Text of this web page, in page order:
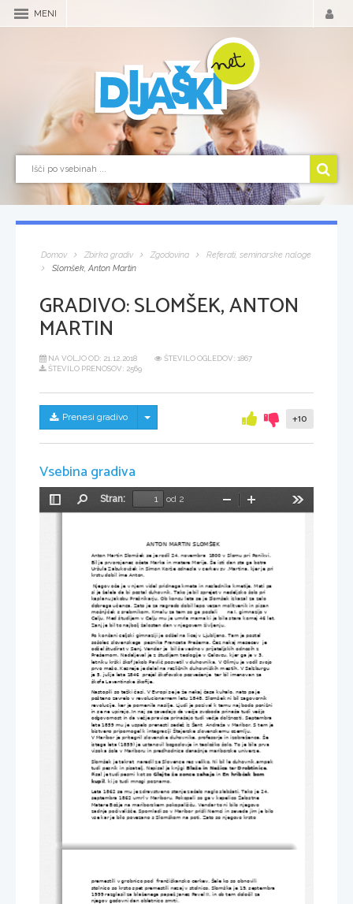
MENI
Domov Zbirka gradiv Zgodovina
Referati, seminarske naloge
Slomšek, Anton Martin
GRADIVO:SLOMŠEK, ANTON
MARTIN
NA VOLJO OD: 21.12.2018
ŠTEVILO OGLEDOV: 1867
ŠTEVILO PRENOSOV: 2569
Prenesi gradivo Skrij/prikaži meni +10
Vsebina gradiva
Preklopi
Stran:
od 2
Pomanjšaj
ANTON MARTIN SLOMŠEK
Anton Martin Slomšek se je rodil 24. novembra  1800 v Slomu pri Ponikvi.
Bil je prvorojenec očeta Marka in matere Marije. Še isti dan sta ga botra
Uršula Zabukovšek in Simon Korže odnesla v cerkev sv .Martina, kjer je pri
krstu dobil ime Anton.
Njegov oče je v njem videl pridnega kmeta in naslednika kmetije. Mati pa
si je želela da bi postal duhovnik. Tako je bil sprejet v nedeljsko šolo pri
kaplanu Jakobu Prašnikarju. Ob koncu leta se je Slomšek izkazal za zelo
dobrega učenca. Zato je za nagrado dobil lepo vezan molitvenik in pisan
mošnjiček s srebrnikom. Kmalu za tem so ga poslali      na I. gimnazijo v
Celju. Med študijem v Celju mu je umrla mama ki je bila stara komaj 46 let.
Zanj je bil to najbolj žalosten dan v njegovem življenju.
Po končani celjski gimnaziji je odšel na licej v Ljubljano. Tam je postal
sošolec slovenskega  pesnika Franceta Prešerna. Čez nekaj mesecev  je
odšel študirat v Senj. Vendar je  bil še vedno v prijateljskih odnosih z
Prešernom. Nadaljeval je z študijem teologije v Celovcu, kjer ga je v 3.
letniku krški škof Jakob Pavlič posvetil v duhovnika. V Olimju je vodil svojo
prvo mašo. Kasneje je delal na različnih duhovniških mestih. V Salzburgu
je 5. julija leta 1846  prejel škofovsko posvečenje  ter bil imenovan za
škofa Lavantinske škofije.
Nastopili so težki časi. V Evropi se je že nekaj časa kuhalo, nato pa je
pošteno zavrelo v revolucionarnem letu 1848. Slomšek ni bil zagovornik
revolucije, ker je pomenila nasilje. Ljudi je pozival k temu naj bodo ponižni
in se ne upirajo. In naj se zavedajo da večja svoboda prinaša tudi večjo
odgovornost in da večje pravice prinašajo tudi večje dolžnosti. Septembra
leta 1859 mu je uspelo prenesti sedež iz Šent  Andraža v Maribor. S tem je
bistveno pripomogel k integraciji Štajerske slovenskemu ozemlju.
V Maribor je pritegnil slovenske duhovnike, profesorje in izobražence. Še
istega leta (1859) je ustanovil bogoslovje in teološko šolo. To je bila prva
visoka šola v Mariboru in predhodnica današnje mariborske univerze.
Slomšek je takrat  naredil za Slovence res veliko. Ni bil le duhovnik,ampak
tudi pesnik in pisatelj. Napisal je knjigi Blaže in Nežica ter Drobtinice.
Pisal je tudi pesmi kot so Glejte že sonce zahaja in En hribček bom
kupil, ki jo tudi mnogi poznamo.
Leta 1862 se mu je zdravstveno stanje začelo naglo slabšati. Tako je 24.
septembra 1862 umrl v Mariboru. Pokopali so ga v kapelico Žalostne
Matere Božje na mariborskem pokopališču. Vendar to ni bilo njegovo
zadnje počivališče. Spomladi so v Maribor prišli Nemci in seveda jim je bilo
vse kar je bilo povezano s Slomškom na poti. Zato so njegovo krsto
premestili v grobnico pod  frančiškansko cerkev. Šele ko so obnovili
stolnico so krsto spet premestili nazaj v stolnico. Slomška je 19. septembra
1999 razglasil za blaženega papež Janez Pavel II. in ob tem določil za
njegov godovni dan obletnico smrti.